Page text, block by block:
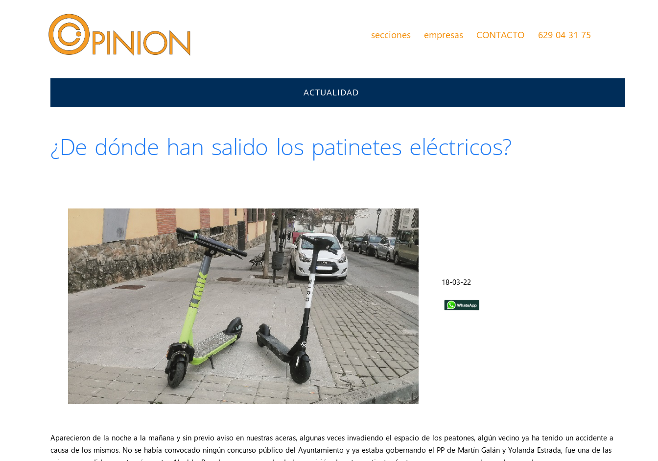
secciones empresas CONTACTO 629 04 31 75
ACTUALIDAD
¿De dónde han salido los patinetes eléctricos?
18-03-22
Aparecieron de la noche a la mañana y sin previo aviso en nuestras aceras, algunas veces invadiendo el espacio de los peatones, algún vecino ya ha tenido un accidente a
causa de los mismos. No se había convocado ningún concurso público del Ayuntamiento y ya estaba gobernando el PP de Martín Galán y Yolanda Estrada, fue una de las